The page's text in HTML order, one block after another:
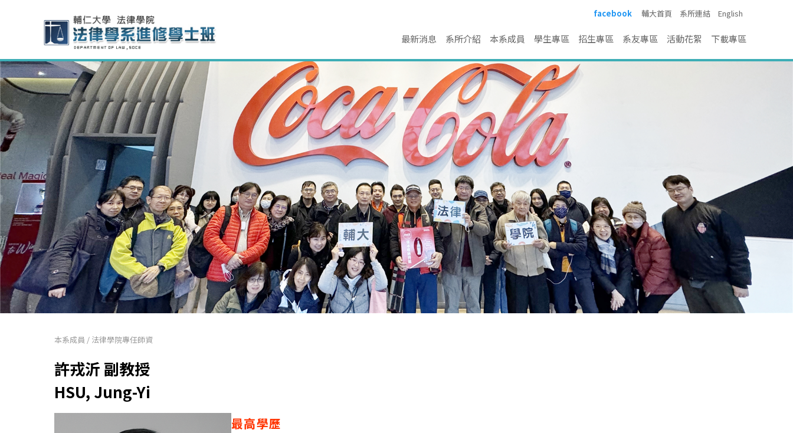
facebook 輔大首頁 系所連結 English
最新消息 系所介紹 本系成員 學生專區 招生專區 系友專區 活動花絮 下載專區
本系成員 / 法律學院專任師資
許戎沂 副教授
HSU, Jung-Yi
最高學歷